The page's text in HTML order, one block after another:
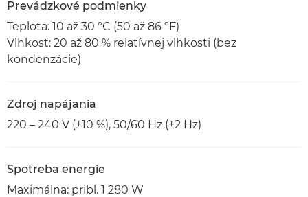
Prevádzkové podmienky
Teplota: 10 až 30 ºC (50 až 86 ºF)
Vlhkosť: 20 až 80 % relatívnej vlhkosti (bez
kondenzácie)
Zdroj napájania
220 – 240 V (±10 %), 50/60 Hz (±2 Hz)
Spotreba energie
Maximálna: pribl. 1 280 W